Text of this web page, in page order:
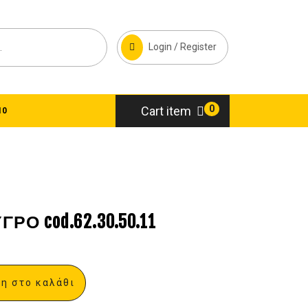
Login / Register
Cart item 0
cod.62.30.50.11
στο καλάθι